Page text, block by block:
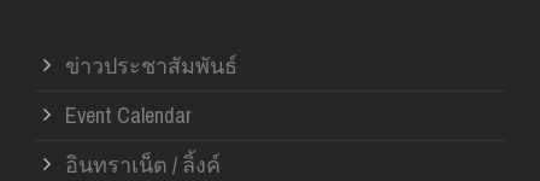
ข่าวประชาสัมพันธ์
Event Calendar
อินทราเน็ต / ลิ้งค์